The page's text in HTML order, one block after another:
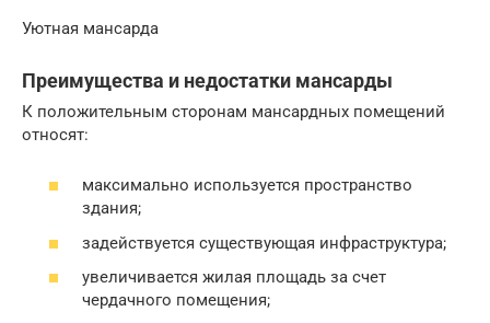
Уютная мансарда
Преимущества и недостатки мансарды
К положительным сторонам мансардных помещений
относят:
максимально используется пространство
здания;
задействуется существующая инфраструктура;
увеличивается жилая площадь за счет
чердачного помещения;